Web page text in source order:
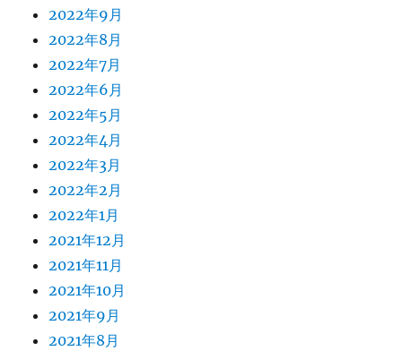
2022年9月
2022年8月
2022年7月
2022年6月
2022年5月
2022年4月
2022年3月
2022年2月
2022年1月
2021年12月
2021年11月
2021年10月
2021年9月
2021年8月